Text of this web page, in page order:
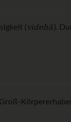
(videhā).